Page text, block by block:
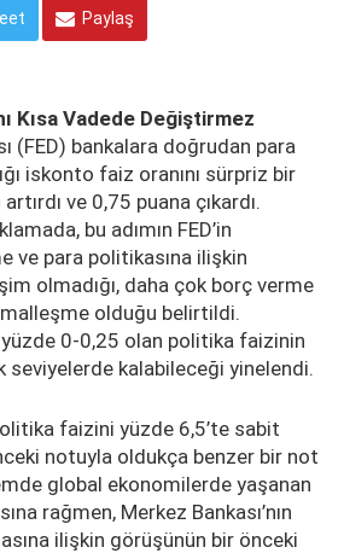
Paylaş
Kısa Vadede Değiştirmez
(FED) bankalara doğrudan para
iskonto faiz oranını sürpriz bir
ve 0,75 puana çıkardı.
bu adımın FED’in
ve para politikasına ilişkin
olmadığı, daha çok borç verme
olduğu belirtildi.
yüzde 0-0,25 olan politika faizinin
seviyelerde kalabileceği yinelendi.
faizini yüzde 6,5’te sabit
notuyla oldukça benzer bir not
global ekonomilerde yaşanan
rağmen, Merkez Bankası’nın
ilişkin görüşünün bir önceki